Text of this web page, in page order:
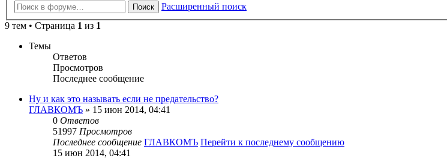
Поиск
Расширенный поиск
9 тем • Страница 1 из 1
Темы
Ответов
Просмотров
Последнее сообщение
Ну и как это называть если не предательство?
ГЛАВКОМЪ » 15 июн 2014, 04:41
0 Ответов
51997 Просмотров
Последнее сообщение ГЛАВКОМЪ Перейти к последнему сообщению
15 июн 2014, 04:41